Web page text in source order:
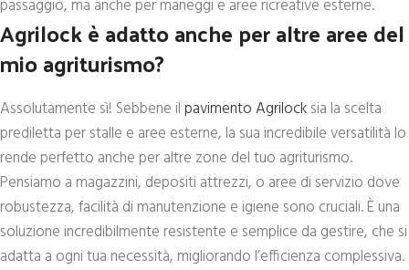
passaggio, ma anche per maneggi e aree ricreative esterne.
Agrilock è adatto anche per altre aree del
mio agriturismo?
Assolutamente sì! Sebbene ilpavimento Agrilocksia la scelta
prediletta per stalle e aree esterne, la sua incredibile versatilità lo
rende perfetto anche per altre zone del tuo agriturismo.
Pensiamo a magazzini, depositi attrezzi, o aree di servizio dove
robustezza, facilità di manutenzione e igiene sono cruciali. È una
soluzione incredibilmente resistente e semplice da gestire, che si
adatta a ogni tua necessità, migliorando l’efficienza complessiva.